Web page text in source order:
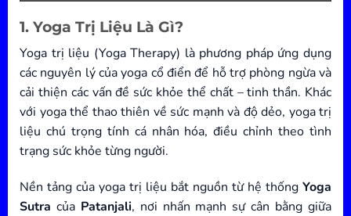
1. Yoga Trị Liệu Là Gì?
Yoga trị liệu (Yoga Therapy) là phương pháp ứng dụng
các nguyên lý của yoga cổ điển để hỗ trợ phòng ngừa và
cải thiện các vấn đề sức khỏe thể chất – tinh thần. Khác
với yoga thể thao thiên về sức mạnh và độ dẻo, yoga trị
liệu chú trọng tính cá nhân hóa, điều chỉnh theo tình
trạng sức khỏe từng người.
Nền tảng của yoga trị liệu bắt nguồn từ hệ thống Yoga
Sutra của Patanjali, nơi nhấn mạnh sự cân bằng giữa